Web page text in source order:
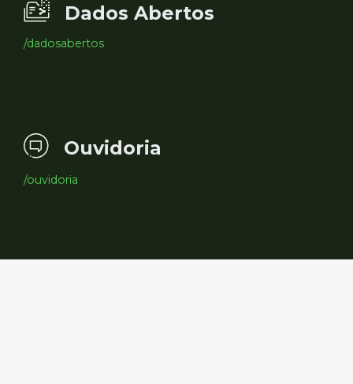
Dados Abertos
/dadosabertos
Ouvidoria
/ouvidoria